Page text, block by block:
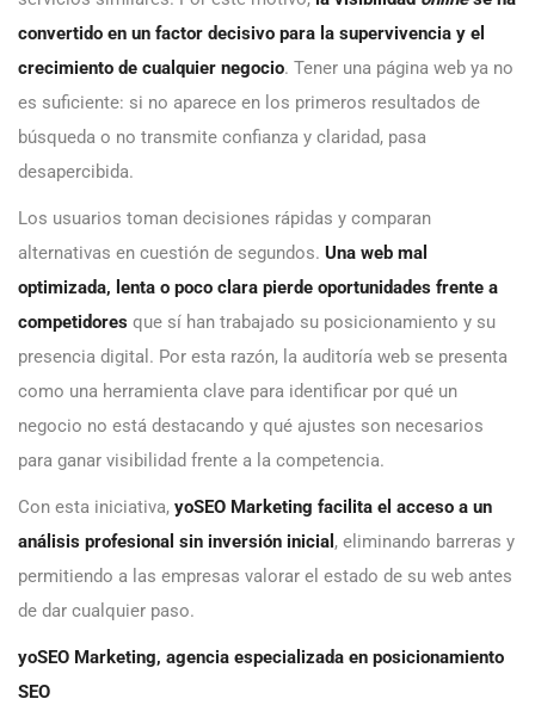
convertido en un factor decisivo para la supervivencia y el
crecimiento de cualquier negocio. Tener una página web ya no
es suficiente: si no aparece en los primeros resultados de
búsqueda o no transmite confianza y claridad, pasa
desapercibida.
Los usuarios toman decisiones rápidas y comparan
alternativas en cuestión de segundos. Una web mal
optimizada, lenta o poco clara pierde oportunidades frente a
competidores que sí han trabajado su posicionamiento y su
presencia digital. Por esta razón, la auditoría web se presenta
como una herramienta clave para identificar por qué un
negocio no está destacando y qué ajustes son necesarios
para ganar visibilidad frente a la competencia.
Con esta iniciativa, yoSEO Marketing facilita el acceso a un
análisis profesional sin inversión inicial , eliminando barreras y
permitiendo a las empresas valorar el estado de su web antes
de dar cualquier paso.
yoSEO Marketing, agencia especializada en posicionamiento
SEO